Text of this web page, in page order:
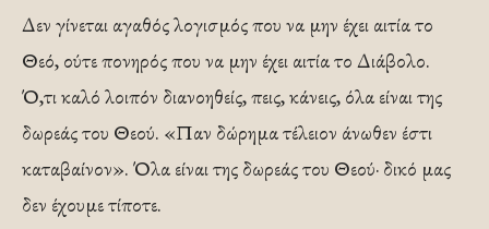
Δεν γίνεται αγαθός λογισμός που να μην έχει αιτία το
Θεό, ούτε πονηρός που να μην έχει αιτία το Διάβολο.
Ό,τι καλό λοιπόν διανοηθείς, πεις, κάνεις, όλα είναι της
δωρεάς του Θεού. «Παν δώρημα τέλειον άνωθεν έστι
καταβαίνον». Όλα είναι της δωρεάς του Θεού· δικό μας
δεν έχουμε τίποτε.